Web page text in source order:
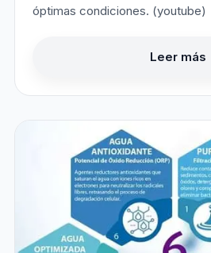
óptimas condiciones. (youtube)
Leer más